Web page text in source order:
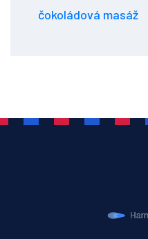
čokoládová masáž